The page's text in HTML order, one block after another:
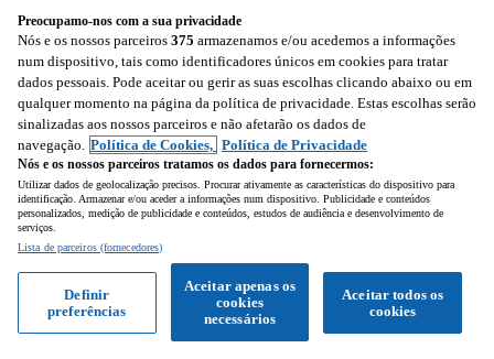
Preocupamo-nos com a sua privacidade
Nós e os nossos parceiros 375 armazenamos e/ou acedemos a informações
num dispositivo, tais como identificadores únicos em cookies para tratar
dados pessoais. Pode aceitar ou gerir as suas escolhas clicando abaixo ou em
qualquer momento na página da política de privacidade. Estas escolhas serão
sinalizadas aos nossos parceiros e não afetarão os dados de
navegação. Política de Cookies, Política de Privacidade
Nós e os nossos parceiros tratamos os dados para fornecermos:
Utilizar dados de geolocalização precisos. Procurar ativamente as características do dispositivo para
identificação. Armazenar e/ou aceder a informações num dispositivo. Publicidade e conteúdos
personalizados, medição de publicidade e conteúdos, estudos de audiência e desenvolvimento de
serviços.
Lista de parceiros (fornecedores)
Aceitar todos os
cookies
Aceitar apenas os
cookies
necessários
Definir
preferências